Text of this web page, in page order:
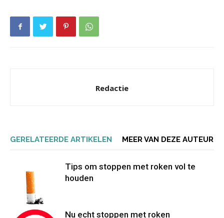
Redactie
GERELATEERDE ARTIKELEN MEER VAN DEZE AUTEUR
Tips om stoppen met roken vol te
houden
Nu echt stoppen met roken